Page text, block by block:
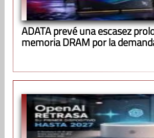
ADATA prevé una escasez
memoria DRAM por la